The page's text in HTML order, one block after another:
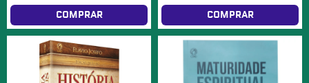
COMPRAR COMPRAR